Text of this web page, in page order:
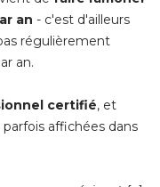
an - c'est d'ailleurs
régulièrement
an.
certifié, et
affichées dans